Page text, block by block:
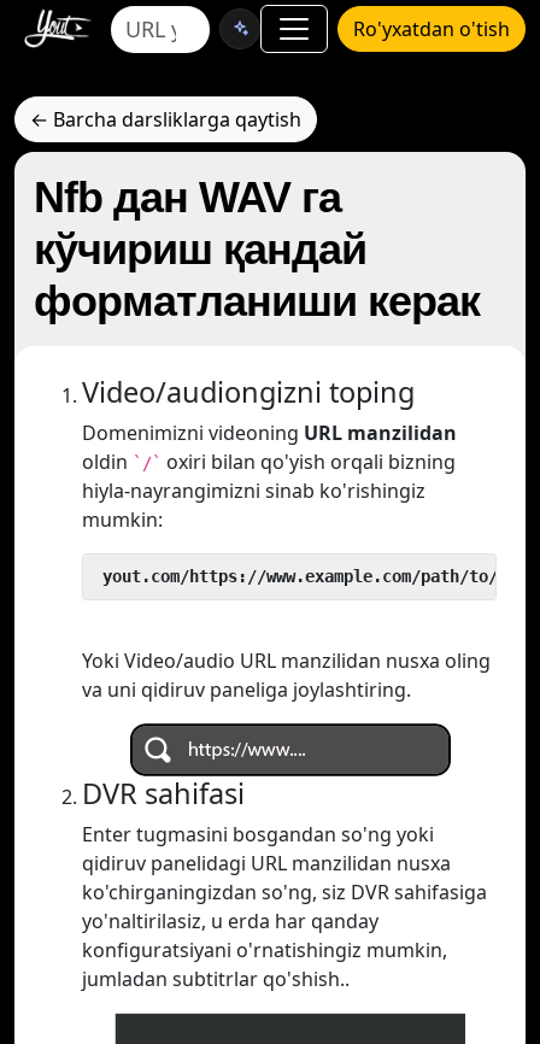
Ro'yxatdan o'tish
← Barcha darsliklarga qaytish
Nfb дан WAV га
кўчириш қандай
форматланиши керак
Video/audiongizni toping
Domenimizni videoning URL manzilidan
oldin `/` oxiri bilan qo'yish orqali bizning
hiyla-nayrangimizni sinab ko'rishingiz
mumkin:
yout.com/https://www.example.com/path/to/
Yoki Video/audio URL manzilidan nusxa oling
va uni qidiruv paneliga joylashtiring.
DVR sahifasi
Enter tugmasini bosgandan so'ng yoki
qidiruv panelidagi URL manzilidan nusxa
ko'chirganingizdan so'ng, siz DVR sahifasiga
yo'naltirilasiz, u erda har qanday
konfiguratsiyani o'rnatishingiz mumkin,
jumladan subtitrlar qo'shish..